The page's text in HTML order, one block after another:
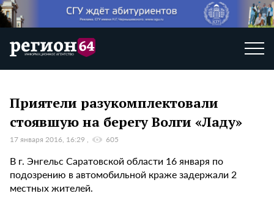
Приятели разукомплектовали
стоявшую на берегу Волги «Ладу»
17 января 2016, 16:29 605
В г. Энгельс Саратовской области 16 января по
подозрению в автомобильной краже задержали 2
местных жителей.